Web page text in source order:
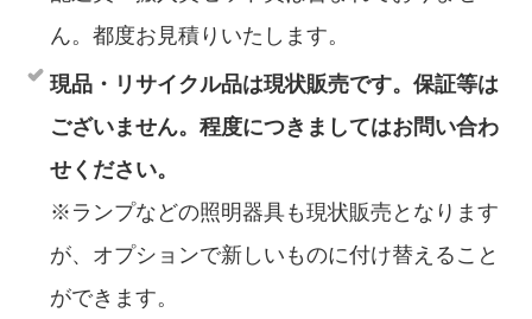
ん。都度お見積りいたします。
現品・リサイクル品は現状販売です。保証等は
ございません。程度につきましてはお問い合わ
せください。
※ランプなどの照明器具も現状販売となります
が、オプションで新しいものに付け替えること
ができます。